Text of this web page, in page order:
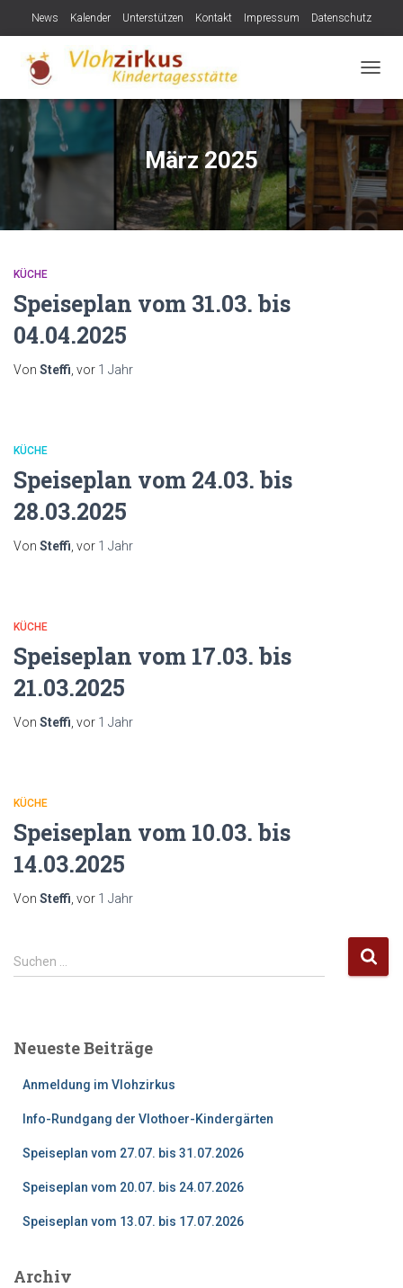
News Kalender Unterstützen Kontakt Impressum Datenschutz
März 2025
KÜCHE
Speiseplan vom 31.03. bis
04.04.2025
Von Steffi , vor 1 Jahr
KÜCHE
Speiseplan vom 24.03. bis
28.03.2025
Von Steffi , vor 1 Jahr
KÜCHE
Speiseplan vom 17.03. bis
21.03.2025
Von Steffi , vor 1 Jahr
KÜCHE
Speiseplan vom 10.03. bis
14.03.2025
Von Steffi , vor 1 Jahr
S
u
n
Suchen …
Neueste Beiträge
Anmeldung im Vlohzirkus
Info-Rundgang der Vlothoer-Kindergärten
Speiseplan vom 27.07. bis 31.07.2026
Speiseplan vom 20.07. bis 24.07.2026
Speiseplan vom 13.07. bis 17.07.2026
Archiv